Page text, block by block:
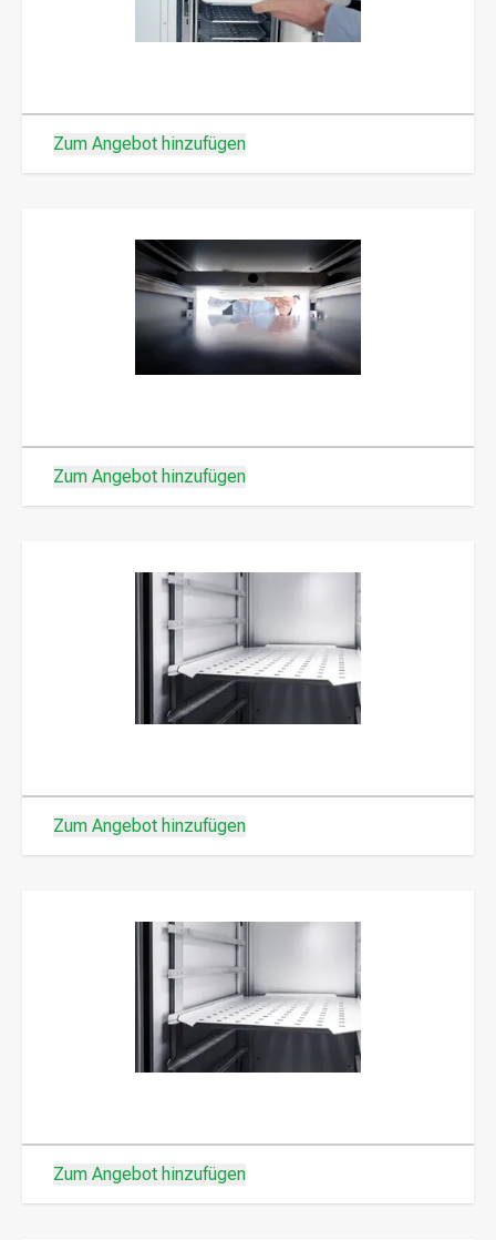
Zum Angebot hinzufügen
Zum Angebot hinzufügen
Zum Angebot hinzufügen
Zum Angebot hinzufügen